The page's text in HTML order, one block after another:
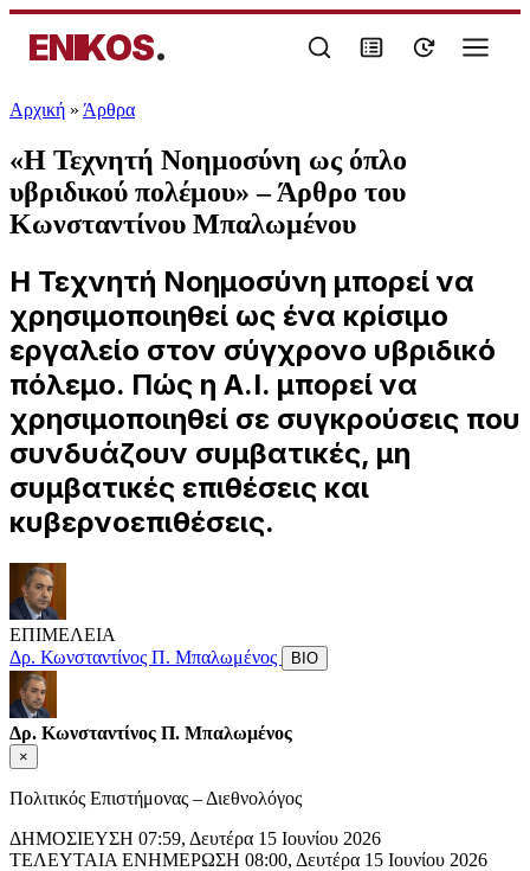
ENIKOS.
Αρχική » Άρθρα
«Η Τεχνητή Νοημοσύνη ως όπλο
υβριδικού πολέμου» – Άρθρο του
Κωνσταντίνου Μπαλωμένου
Η Τεχνητή Νοημοσύνη μπορεί να
χρησιμοποιηθεί ως ένα κρίσιμο
εργαλείο στον σύγχρονο υβριδικό
πόλεμο. Πώς η Α.Ι. μπορεί να
χρησιμοποιηθεί σε συγκρούσεις που
συνδυάζουν συμβατικές, μη
συμβατικές επιθέσεις και
κυβερνοεπιθέσεις.
ΕΠΙΜΕΛΕΙΑ
Δρ. Κωνσταντίνος Π. Μπαλωμένος
ΒΙΟ
Δρ. Κωνσταντίνος Π. Μπαλωμένος
×
Πολιτικός Επιστήμονας – Διεθνολόγος
ΔΗΜΟΣΙΕΥΣΗ 07:59, Δευτέρα 15 Ιουνίου 2026
ΤΕΛΕΥΤΑΙΑ ΕΝΗΜΕΡΩΣΗ 08:00, Δευτέρα 15 Ιουνίου 2026